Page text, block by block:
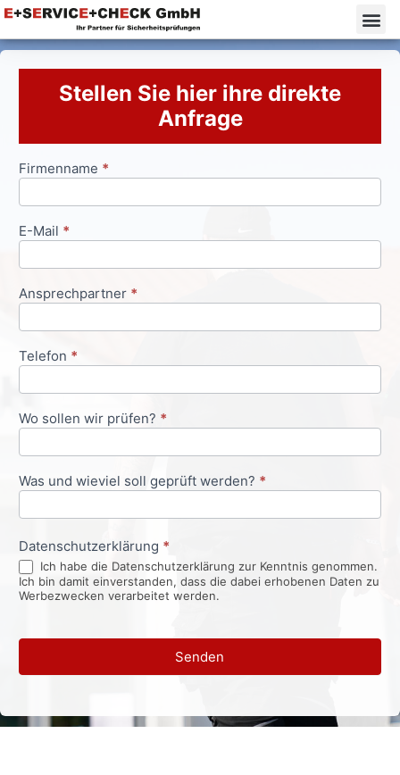
Stellen Sie hier ihre direkte
Anfrage
Anfrageformular
Firmenname *
E-Mail *
Ansprechpartner *
Telefon *
Wo sollen wir prüfen? *
Was und wieviel soll geprüft werden? *
Datenschutzerklärung *
Ich habe die Datenschutzerklärung zur Kenntnis genommen.
Ich bin damit einverstanden, dass die dabei erhobenen Daten zu
Werbezwecken verarbeitet werden.
Senden